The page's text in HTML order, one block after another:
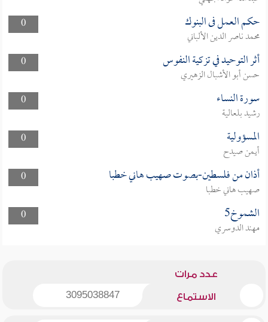
0
حكم العمل فى البنوك
محمد ناصر الدين الألباني
0
أثر التوحيد في تزكية النفوس
حسن أبو الأشبال الزهيري
0
سورة النساء
رشيد بلعالية
0
المسؤولية
أيمن صيدح
0
أذان من فلسطين-بصوت صهيب هاني خطبا
صهيب هاني خطبا
0
الشموخ5
مهند الدوسري
عدد مرات
الاستماع 3095038847